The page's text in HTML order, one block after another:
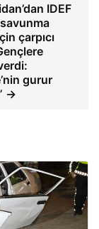
IDEF
çarpıcı
gurur
→